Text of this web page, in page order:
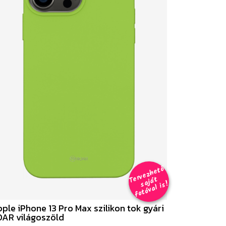
T
er
v
e
z
h
e
t
ő
s
aj
á
t
f
o
t
ó
v
al i
s
!
iPhone 13 Pro Max szilikon tok gyári
világoszöld